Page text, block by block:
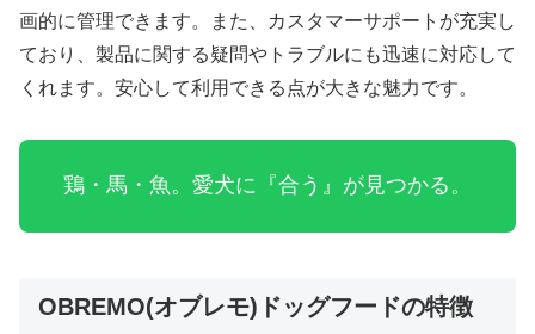
画的に管理できます。また、カスタマーサポートが充実し
ており、製品に関する疑問やトラブルにも迅速に対応して
くれます。安心して利用できる点が大きな魅力です。
鶏・馬・魚。愛犬に『合う』が見つかる。
OBREMO(オブレモ)ドッグフードの特徴